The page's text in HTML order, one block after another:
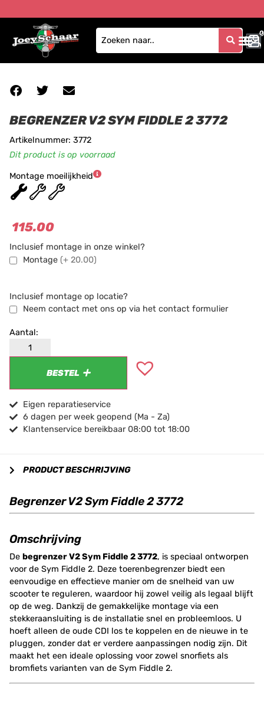
0
0
BEGRENZER V2 SYM FIDDLE 2 3772
Artikelnummer: 3772
Dit product is op voorraad
Montage moeilijkheid
★★★
115.00
Inclusief montage in onze winkel?
Montage (+ 20.00)
Inclusief montage op locatie?
Neem contact met ons op via het contact formulier
BESTEL
Eigen reparatieservice
6 dagen per week geopend (Ma - Za)
Klantenservice bereikbaar 08:00 tot 18:00
PRODUCT BESCHRIJVING
Begrenzer V2 Sym Fiddle 2 3772
Omschrijving
De begrenzer V2 Sym Fiddle 2 3772, is speciaal ontworpen
voor de Sym Fiddle 2. Deze toerenbegrenzer biedt een
eenvoudige en effectieve manier om de snelheid van uw
scooter te reguleren, waardoor hij zowel veilig als legaal blijft
op de weg. Dankzij de gemakkelijke montage via een
stekkeraansluiting is de installatie snel en probleemloos. U
hoeft alleen de oude CDI los te koppelen en de nieuwe in te
pluggen, zonder dat er verdere aanpassingen nodig zijn. Dit
maakt het een ideale oplossing voor zowel snorfiets als
bromfiets varianten van de Sym Fiddle 2.